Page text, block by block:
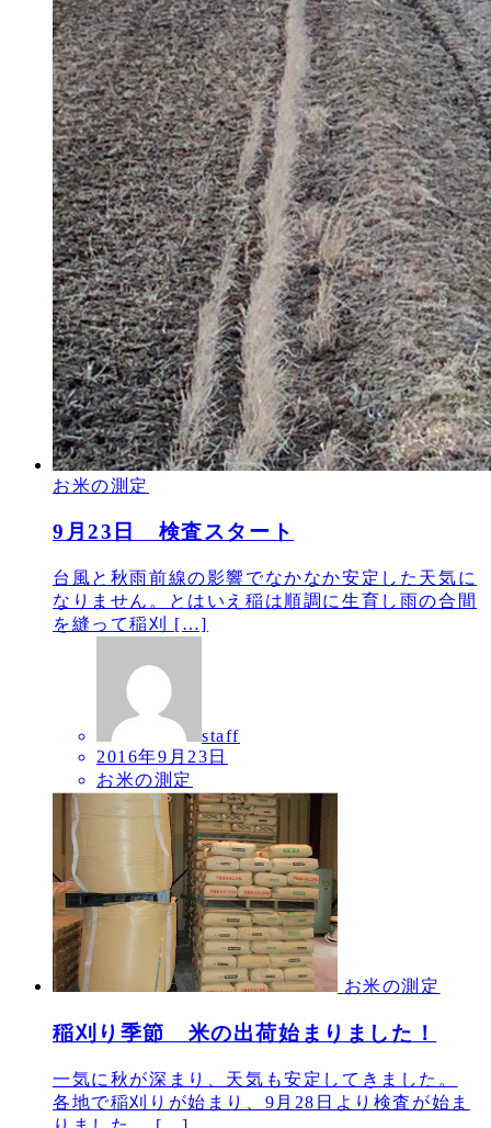
お米の測定
9月23日 検査スタート
台風と秋雨前線の影響でなかなか安定した天気に
なりません。とはいえ稲は順調に生育し雨の合間
を縫って稲刈 […]
staff
2016年9月23日
お米の測定
お米の測定
稲刈り季節 米の出荷始まりました！
一気に秋が深まり、天気も安定してきました。
各地で稲刈りが始まり、9月28日より検査が始ま